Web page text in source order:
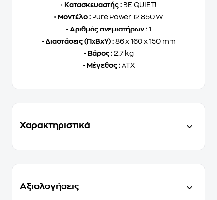
• Κατασκευαστής : BE QUIET!
• Μοντέλο : Pure Power 12 850 W
• Αριθμός ανεμιστήρων : 1
•Διαστάσεις (ΠxΒxΥ) :86 x 160 x 150 mm
•Βάρος :2.7 kg
•Μέγεθος :ATX
Χαρακτηριστικά
Αξιολογήσεις